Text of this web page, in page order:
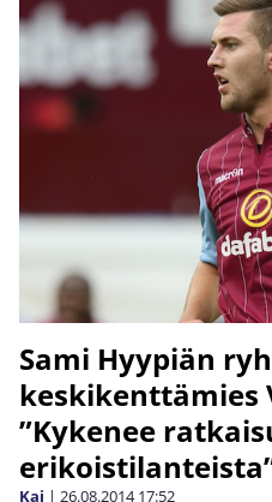
Sami Hyypiän
keskikenttämies
”Kykenee
Kai | 26.08.2014 17:52